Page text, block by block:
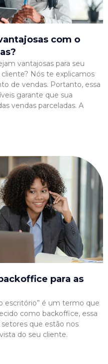
com o
vantajosas para seu
Nós te explicamos
de vendas. Portanto, essa
garante que sua
vendas parceladas. A
para as
escritório” é um termo que
como backoffice, essa
que estão nos
do seu cliente.